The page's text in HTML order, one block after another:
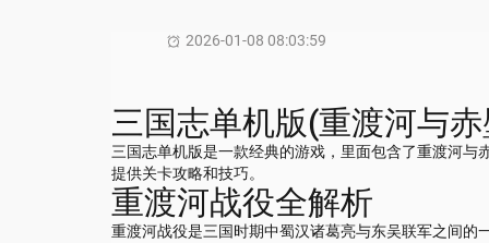
2026-01-08 08:03:59
三国志单机版(重渡河与
三国志单机版是一款经典的游戏，里面包含了重渡河
提供关卡攻略和技巧。
重渡河战役全解析
重渡河战役是三国时期中蜀汉诸葛亮与东吴联军之间